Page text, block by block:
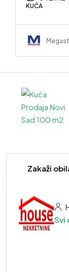
KUĆA
Zakaži
Svi